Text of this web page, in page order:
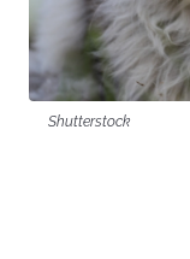
Shutterstock